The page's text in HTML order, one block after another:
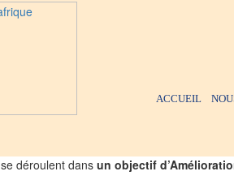
ACCUEIL
déroulent dans un objectif